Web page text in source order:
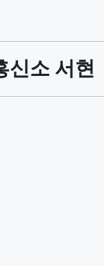
신소 서현